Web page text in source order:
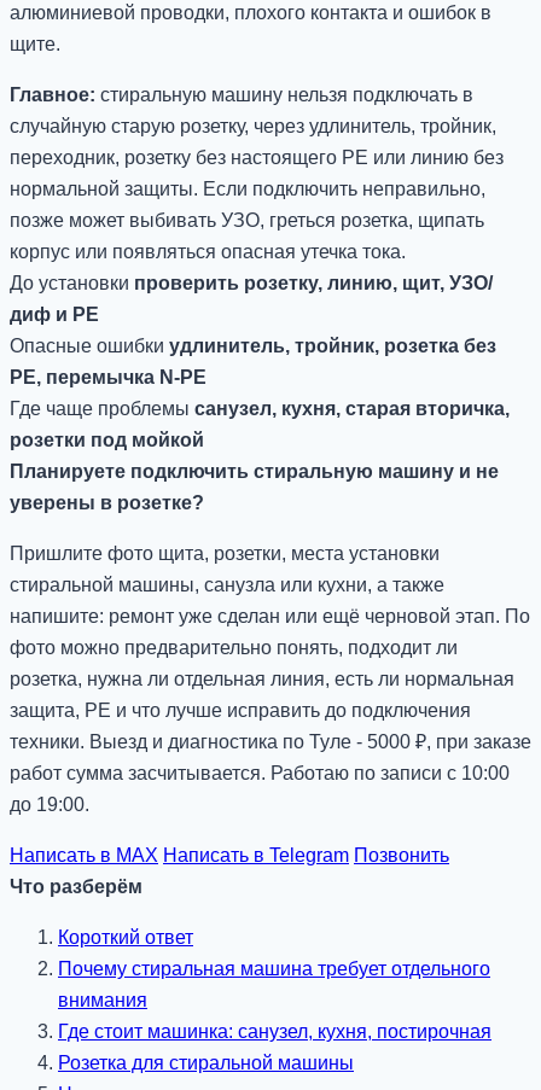
алюминиевой проводки, плохого контакта и ошибок в
щите.
Главное: стиральную машину нельзя подключать в
случайную старую розетку, через удлинитель, тройник,
переходник, розетку без настоящего PE или линию без
нормальной защиты. Если подключить неправильно,
позже может выбивать УЗО, греться розетка, щипать
корпус или появляться опасная утечка тока.
До установки проверить розетку, линию, щит, УЗО/
диф и PE
Опасные ошибки удлинитель, тройник, розетка без
PE, перемычка N-PE
Где чаще проблемы санузел, кухня, старая вторичка,
розетки под мойкой
Планируете подключить стиральную машину и не
уверены в розетке?
Пришлите фото щита, розетки, места установки
стиральной машины, санузла или кухни, а также
напишите: ремонт уже сделан или ещё черновой этап. По
фото можно предварительно понять, подходит ли
розетка, нужна ли отдельная линия, есть ли нормальная
защита, PE и что лучше исправить до подключения
техники. Выезд и диагностика по Туле - 5000 ₽, при заказе
работ сумма засчитывается. Работаю по записи с 10:00
до 19:00.
Написать в MAX Написать в Telegram Позвонить
Что разберём
Короткий ответ
Почему стиральная машина требует отдельного
внимания
Где стоит машинка: санузел, кухня, постирочная
Розетка для стиральной машины